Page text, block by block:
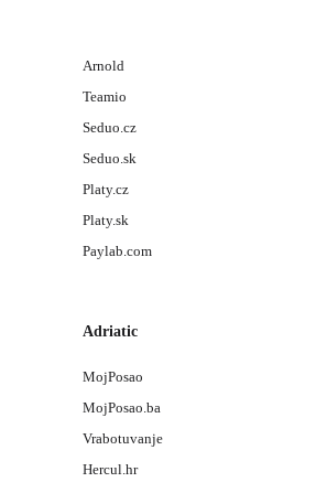
Arnold
Teamio
Seduo.cz
Seduo.sk
Platy.cz
Platy.sk
Paylab.com
Adriatic
MojPosao
MojPosao.ba
Vrabotuvanje
Hercul.hr